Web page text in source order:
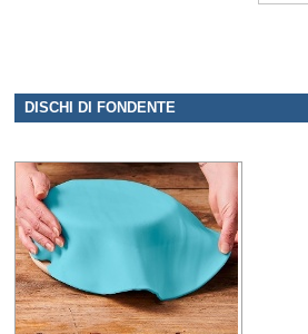
DISCHI DI FONDENTE